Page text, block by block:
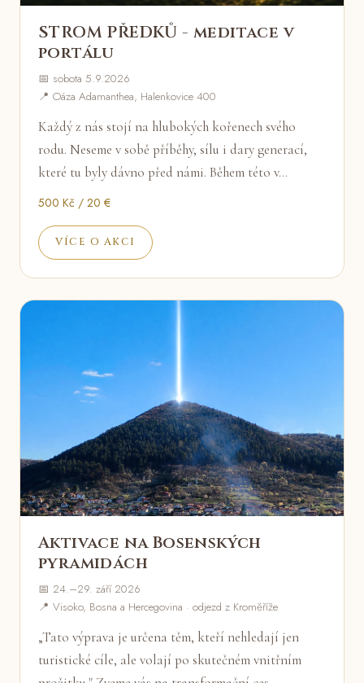
STROM PŘEDKŮ - meditace v
portálu
📅 sobota 5.9.2026
📍 Oáza Adamanthea, Halenkovice 400
Každý z nás stojí na hlubokých kořenech svého
rodu. Neseme v sobě příběhy, sílu i dary generací,
které tu byly dávno před námi. Během této v…
500 Kč / 20 €
VÍCE O AKCI
Aktivace na Bosenských
pyramidách
📅 24.–29. září 2026
📍 Visoko, Bosna a Hercegovina · odjezd z Kroměříže
„Tato výprava je určena těm, kteří nehledají jen
turistické cíle, ale volají po skutečném vnitřním